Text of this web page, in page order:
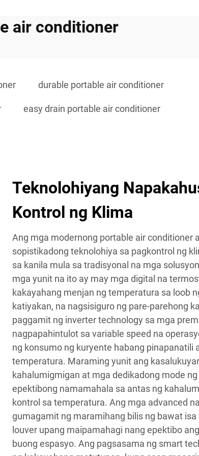
air conditioner
durable portable air conditioner
easy drain portable air conditioner
Teknolohiyang
Kontrol ng Klima
Ang mga modernong portable air conditioner
sopistikadong teknolohiya sa pagkontrol ng
sa kanila mula sa tradisyonal na mga
mga yunit na ito ay may mga digital na
kakayahang menjan ng temperatura sa loob
katiyakan, na nagsisiguro ng pare-parehong
paggamit ng inverter technology sa mga
nagpapahintulot sa variable speed na
ng konsumo ng kuryente habang pinapanatili
temperatura. Maraming yunit ang
kahalumigmigan at mga dedikadong mode
epektibong namamahala sa antas ng
kontrol sa temperatura. Ang mga advanced
gumagamit ng maramihang bilis ng bawat
louver upang maipamahagi nang epektibo
buong espasyo. Ang pagsasama ng smart